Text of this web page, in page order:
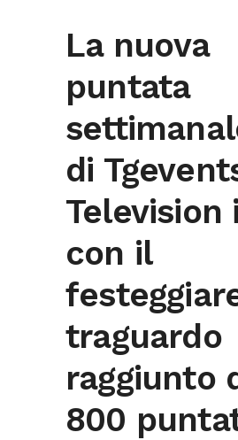
La nuova
puntata
di
Television
con il
traguardo
raggiunto
800